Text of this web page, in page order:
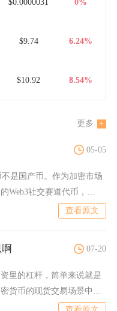
$0.0000031 0%
$9.74 6.24%
$10.92 8.54%
更多
05-05
不是国产币。作为加密市场
Web3社交赛道代币，
查看原文
07-20
里的杠杆，简单来说就是
货币的现货交易场景中，